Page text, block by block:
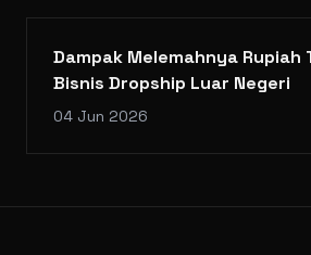
Dampak Melemahnya Rupiah
Bisnis Dropship Luar Negeri
04 Jun 2026